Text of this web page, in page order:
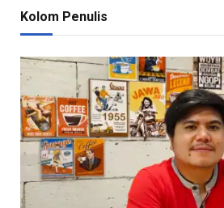
Kolom Penulis